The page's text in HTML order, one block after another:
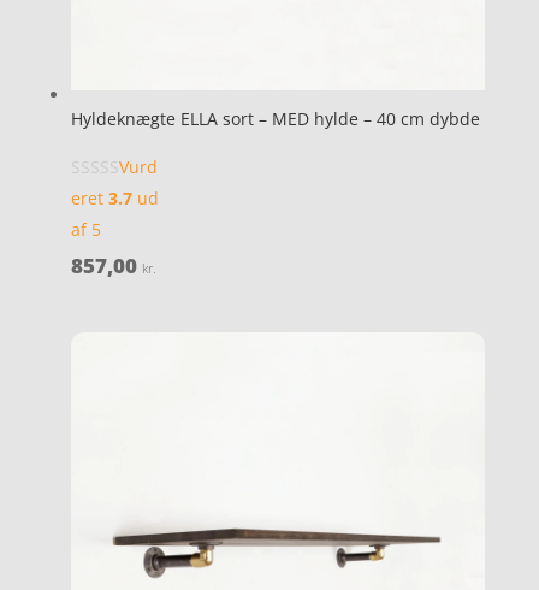
Hyldeknægte ELLA sort – MED hylde – 40 cm dybde
Vurd
eret 3.7ud
af 5
857,00 kr.